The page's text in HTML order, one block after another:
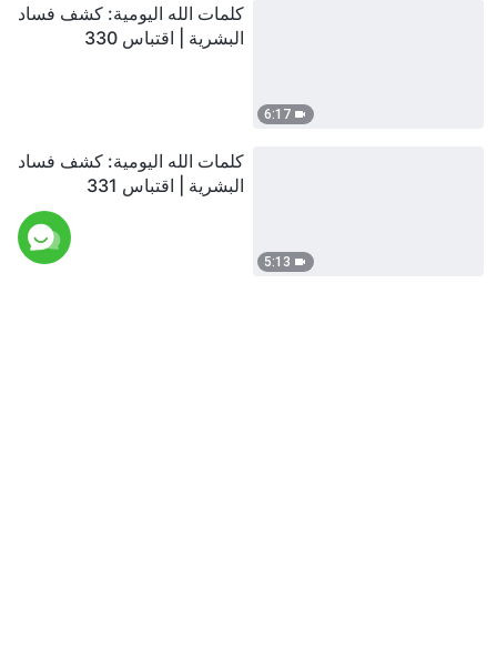
6:17
كلمات الله اليومية: كشف فساد
البشرية | اقتباس 330
5:13
كلمات الله اليومية: كشف فساد
البشرية | اقتباس 331